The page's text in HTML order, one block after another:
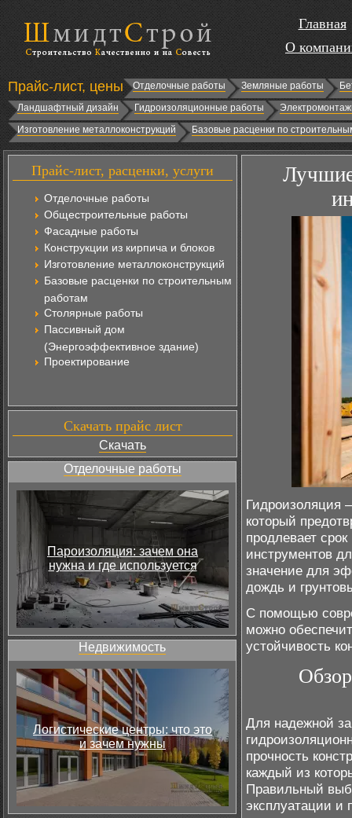
Главная
О
Прайс-лист, цены Отделочные работы Земляные работы
Ландшафтный дизайн
Гидроизоляционные работы
Изготовление металлоконструкций
Базовые расценки по
Прайс-лист, расценки, услуги
Отделочные работы
Общестроительные работы
Фасадные работы
Конструкции из кирпича и блоков
Изготовление металлоконструкций
Базовые расценки по строительным
работам
Столярные работы
Пассивный дом
(Энергоэффективное здание)
Проектирование
Скачать прайс лист
Скачать
Отделочные работы
Пароизоляция: зачем она
нужна и где используется
Недвижимость
Логистические центры: что это
и зачем нужны
Гидроизоляция
который
продлевает
инструментов
значение для
дождь и
С помощью
можно
устойчивость
Для надежной
прочность
каждый из
Правильный
эксплуатации и